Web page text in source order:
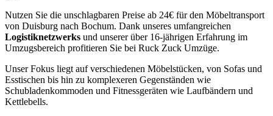
Nutzen Sie die unschlagbaren Preise ab 24€ für den Möbeltransport
von Duisburg nach Bochum. Dank unseres umfangreichen
Logistiknetzwerks und unserer über 16-jährigen Erfahrung im
Umzugsbereich profitieren Sie bei Ruck Zuck Umzüge.
Unser Fokus liegt auf verschiedenen Möbelstücken, von Sofas und
Esstischen bis hin zu komplexeren Gegenständen wie
Schubladenkommoden und Fitnessgeräten wie Laufbändern und
Kettlebells.